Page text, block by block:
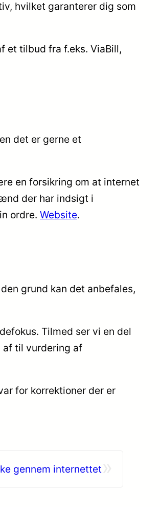
hvilket garanterer dig som
et tilbud fra f.eks. ViaBill,
det er gerne et
en forsikring om at internet
der har indsigt i
ordre. Website.
grund kan det anbefales,
Tilmed ser vi en del
af til vurdering af
for korrektioner der er
gennem internettet